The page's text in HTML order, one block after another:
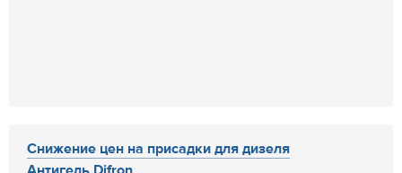
Снижение цен на присадки для дизеля